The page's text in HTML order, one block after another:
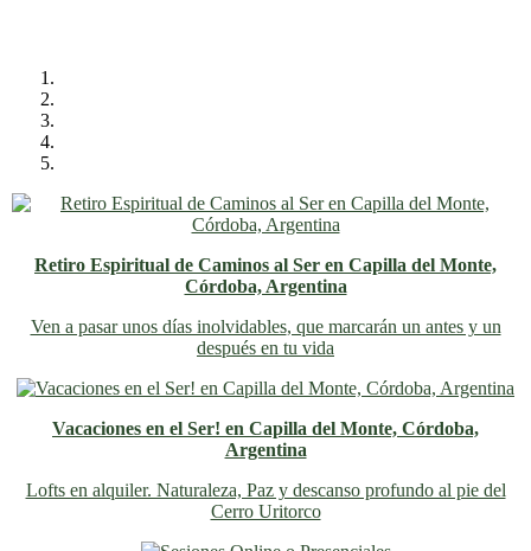
Retiro Espiritual de Caminos al Ser en Capilla del Monte,
Córdoba, Argentina
Ven a pasar unos días inolvidables, que marcarán un antes y un
después en tu vida
Vacaciones en el Ser! en Capilla del Monte, Córdoba,
Argentina
Lofts en alquiler. Naturaleza, Paz y descanso profundo al pie del
Cerro Uritorco